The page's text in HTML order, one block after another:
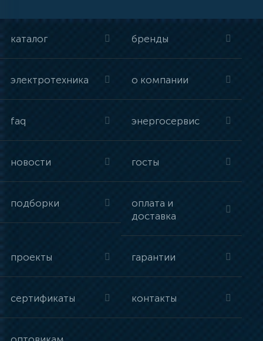
каталог бренды
электротехника о компании
faq энергосервис
новости госты
подборки
оплата и
доставка
проекты гарантии
сертификаты контакты